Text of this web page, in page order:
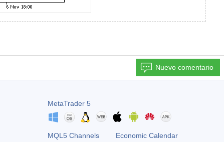
Nuevo comentario
MetaTrader 5
MQL5 Channels Economic Calendar